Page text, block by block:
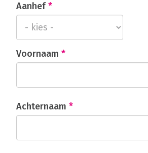
Aanhef*
Voornaam *
Achternaam *